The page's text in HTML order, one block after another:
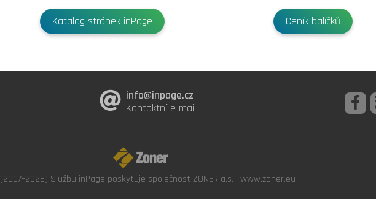
Katalog stránek inPage Ceník balíčků
info@inpage.cz
Kontaktní e-mail
(2007–2026) Službu inPage poskytuje společnost ZONER a.s. | www.zoner.eu